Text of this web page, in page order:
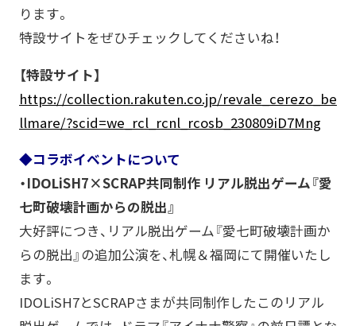
ります。
特設サイトをぜひチェックしてくださいね！
【特設サイト】
https://collection.rakuten.co.jp/revale_cerezo_be
llmare/?scid=we_rcl_rcnl_rcosb_230809iD7Mng
◆コラボイベントについて
・IDOLiSH7×SCRAP共同制作 リアル脱出ゲーム『愛
七町破壊計画からの脱出』
大好評につき、リアル脱出ゲーム『愛七町破壊計画か
らの脱出』の追加公演を、札幌＆福岡にて開催いたし
ます。
IDOLiSH7とSCRAPさまが共同制作したこのリアル